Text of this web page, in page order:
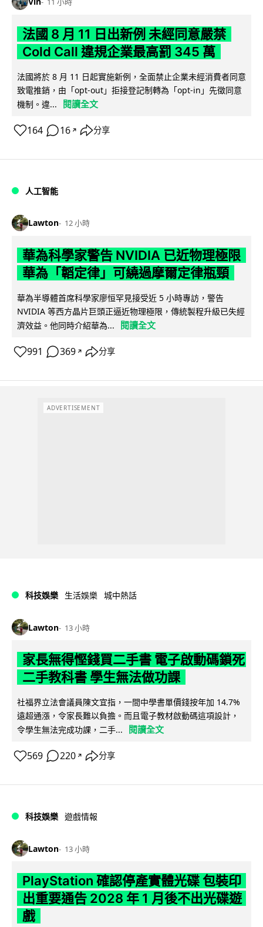
法國 8 月 11 日出新例 未經同意嚴禁
Cold Call 違規企業最高罰 345 萬
法國將於 8 月 11 日起實施新例，全面禁止企業未經消費者同意
致電推銷，由「opt-out」拒接登記制轉為「opt-in」先徵同意
機制。違...
閱讀全文
164 16 ↗ 分享
人工智能
Lawton 12 小時
華為科學家警告 NVIDIA 已近物理極限
華為「韜定律」可繞過摩爾定律瓶頸
華為半導體首席科學家廖恒罕見接受近 5 小時專訪，警告
NVIDIA 等西方晶片巨頭正逼近物理極限，傳統製程升級已失經
濟效益。他同時介紹華為...
閱讀全文
991 369 ↗ 分享
ADVERTISEMENT
科技娛樂 生活娛樂 城中熱話
Lawton 13 小時
家長無得慳錢買二手書 電子啟動碼鎖死
二手教科書 學生無法做功課
社福界立法會議員陳文宜指，一間中學書單價錢按年加 14.7%
遠超通漲，令家長難以負擔。而且電子教材啟動碼這項設計，
令學生無法完成功課，二手...
閱讀全文
569 220 ↗ 分享
科技娛樂 遊戲情報
Lawton 13 小時
PlayStation 確認停產實體光碟 包裝印
出重要通告 2028 年 1 月後不出光碟遊
戲